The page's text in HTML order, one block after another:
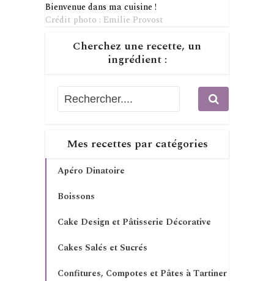
Bienvenue dans ma cuisine !
Crédit photo : Emilie Provost
Cherchez une recette, un
ingrédient :
Mes recettes par catégories
Apéro Dinatoire
Boissons
Cake Design et Pâtisserie Décorative
Cakes Salés et Sucrés
Confitures, Compotes et Pâtes à Tartiner